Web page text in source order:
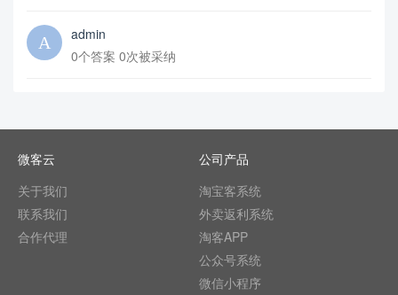
admin
0个答案 0次被采纳
微客云
关于我们
联系我们
合作代理
公司产品
淘宝客系统
外卖返利系统
淘客APP
公众号系统
微信小程序